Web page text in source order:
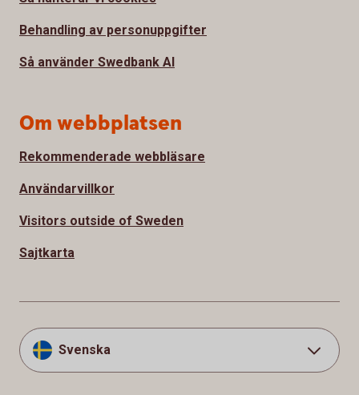
Behandling av personuppgifter
Så använder Swedbank AI
Om webbplatsen
Rekommenderade webbläsare
Användarvillkor
Visitors outside of Sweden
Sajtkarta
Svenska